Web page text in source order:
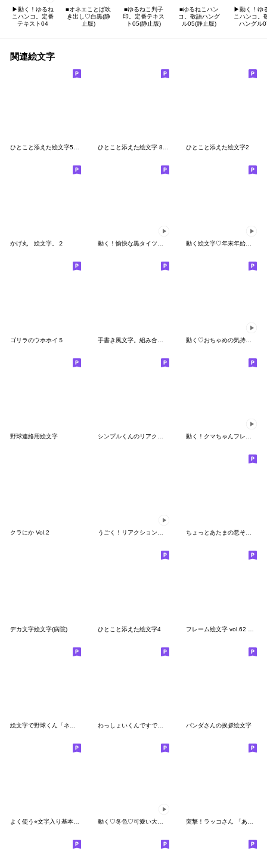
▶︎動く！ゆるね
こハンコ。定番
テキスト04
■オネエことば吹
き出し♡白黒(静
止版)
■ゆるねこ判子
印。定番テキス
ト05(静止版)
■ゆるねこハン
コ。敬語ハング
ル05(静止版)
▶︎動く！ゆ
こハンコ。
ハングル
関連絵文字
ひとこと添えた絵文字2
かげ丸 絵文字。２ 動く！愉快な黒タイツマン 動く絵文字♡年末年始♡お正月♡あけおめ
ゴリラのウホホイ５ 動く♡おちゃめの気持ち伝える楽しい会話
野球連絡用絵文字
クラにか Vol.2 うごく！リアクションに使えるネコチャン4 ちょっとあたまの悪そうな絵文字 ２
デカ文字絵文字(病院) ひとこと添えた絵文字4
パンダさんの挨拶絵文字
よく使う⭐︎文字入り基本セット 動く♡冬色♡可愛い大人ガーリー♡ 突撃！ラッコさん 「あく」のリアクション